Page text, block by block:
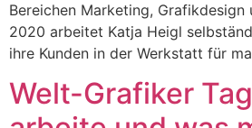
Bereichen Marketing, Grafikdesign
2020 arbeitet Katja Heigl
ihre Kunden in der Werkstatt für
Welt-Grafiker